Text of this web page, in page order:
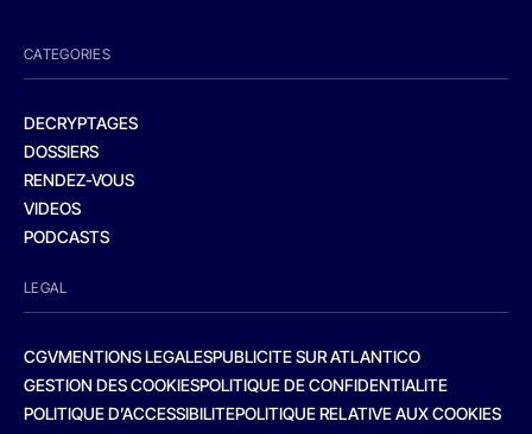
CATEGORIES
DECRYPTAGES
DOSSIERS
RENDEZ-VOUS
VIDEOS
PODCASTS
LEGAL
CGVMENTIONS LEGALESPUBLICITE SUR ATLANTICO
GESTION DES COOKIESPOLITIQUE DE CONFIDENTIALITE
POLITIQUE D’ACCESSIBILITEPOLITIQUE RELATIVE AUX COOKIES